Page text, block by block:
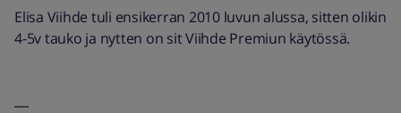
Elisa Viihde tuli ensikerran 2010 luvun alussa, sitten olikin
4-5v tauko ja nytten on sit Viihde Premiun käytössä.